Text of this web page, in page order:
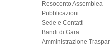
Resoconto Assemblea
Pubblicazioni
Sede e Contatti
Bandi di Gara
Amministrazione